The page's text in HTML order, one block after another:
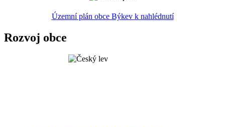
Územní plán obce Býkev k nahlédnutí
Rozvoj obce